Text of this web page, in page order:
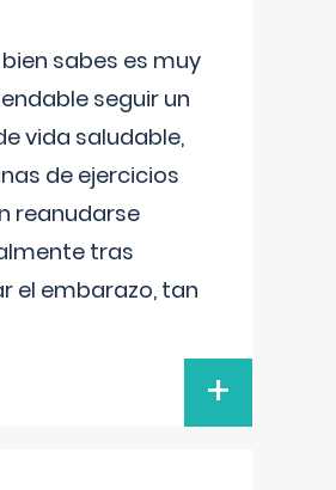
sabes es muy
seguir un
vida saludable,
de ejercicios
reanudarse
tras
el embarazo, tan
+